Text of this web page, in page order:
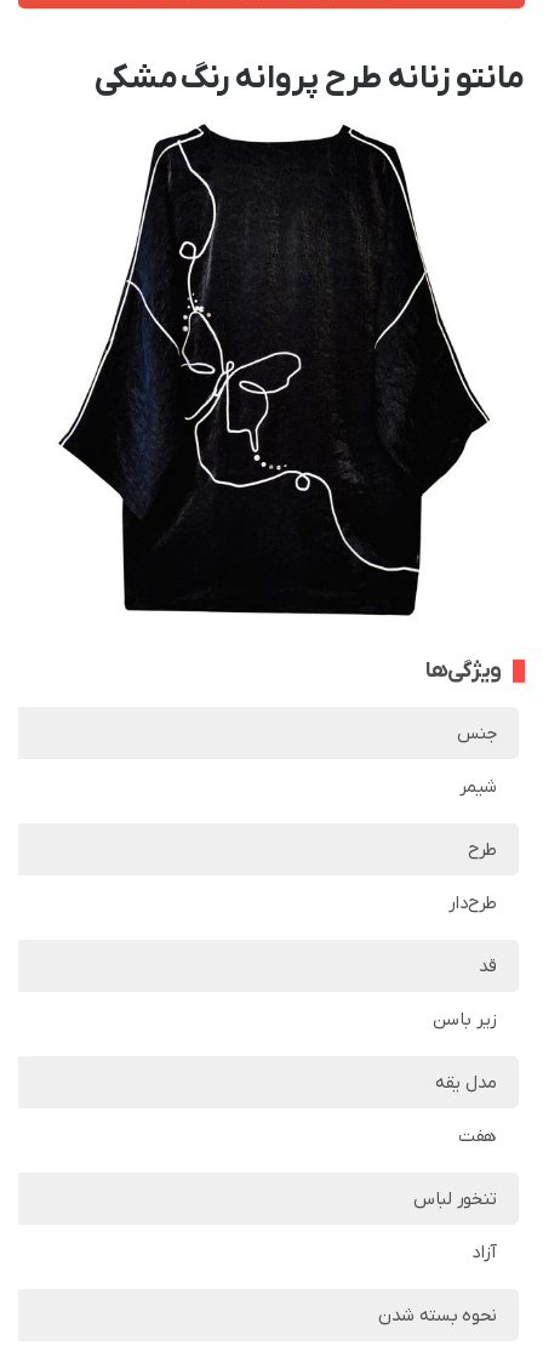
مانتو زنانه طرح پروانه رنگ مشکی
ویژگی‌ها
جنس
شیمر
طرح
طرح‌دار
قد
زیر باسن
مدل یقه
هفت
تنخور لباس
آزاد
نحوه بسته شدن